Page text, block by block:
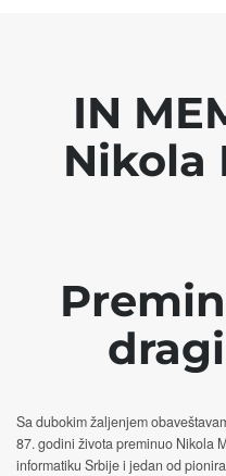
IN
Nikola
Sa dubokim žaljenjem
87. godini života preminuo Nikola
informatiku Srbije i jedan od